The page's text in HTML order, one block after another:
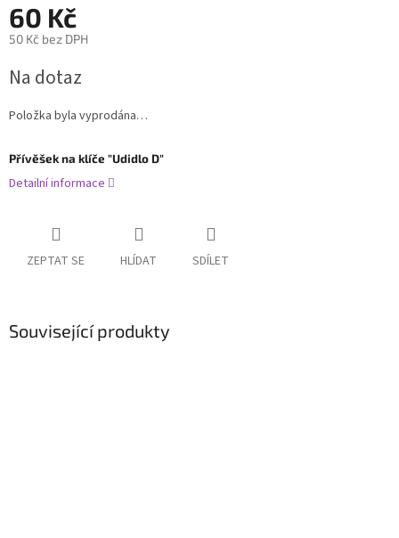
60 Kč
50 Kč bez DPH
cena:
Na dotaz
Položka byla vyprodána…
Přívěšek na klíče "Udidlo D"
Detailní informace
ZEPTAT SE HLÍDAT SDÍLET
Související produkty